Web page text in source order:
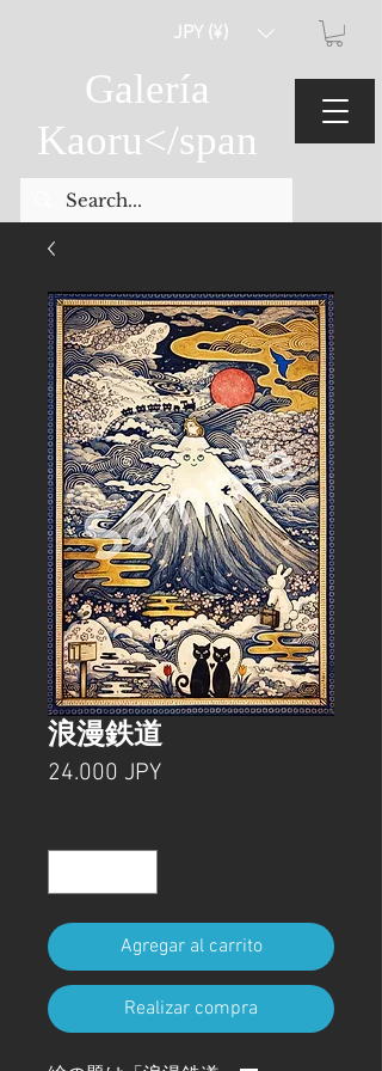
Galería
Kaoru</span
JPY (¥)
浪漫鉄道
24.000 JPYPrecio
Agregar al carrito
Realizar compra